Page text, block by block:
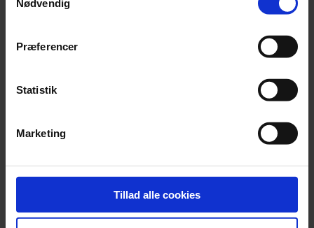
Nødvendig
Præferencer
Statistik
Marketing
Tillad alle cookies
En nyudgivet biografi om den tyske tenor Jonas Kaufmann er fup
og fidus.